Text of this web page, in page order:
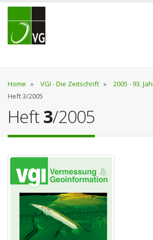
Home » VGI - Die Zeitschrift » 2005 - 93.
Heft 3/2005
Heft3/2005